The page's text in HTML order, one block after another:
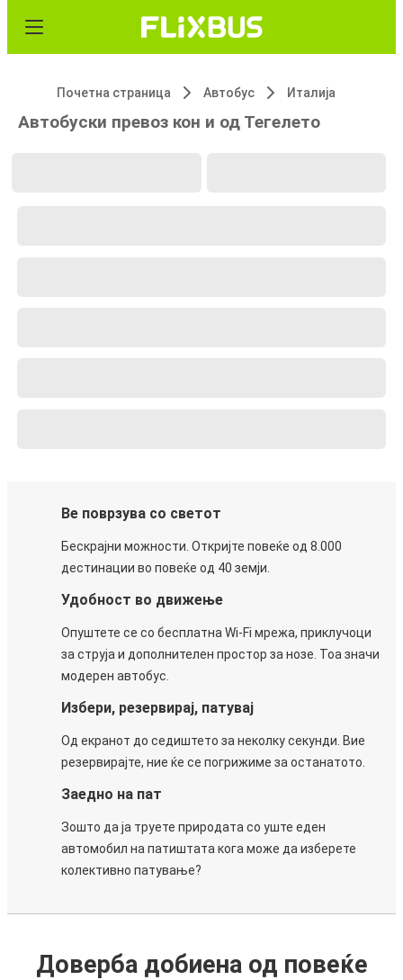
Почетна страница Автобус Италија
Автобуски превоз кон и од Тегелето
Ве поврзува со светот
Бескрајни можности. Откријте повеќе од 8.000
дестинации во повеќе од 40 земји.
Удобност во движење
Опуштете се со бесплатна Wi-Fi мрежа, приклучоци
за струја и дополнителен простор за нозе. Тоа значи
модерен автобус.
Избери, резервирај, патувај
Од екранот до седиштето за неколку секунди. Вие
резервирајте, ние ќе се погрижиме за останатото.
Заедно на пат
Зошто да ја труете природата со уште еден
автомобил на патиштата кога може да изберете
колективно патување?
Доверба добиена од повеќе